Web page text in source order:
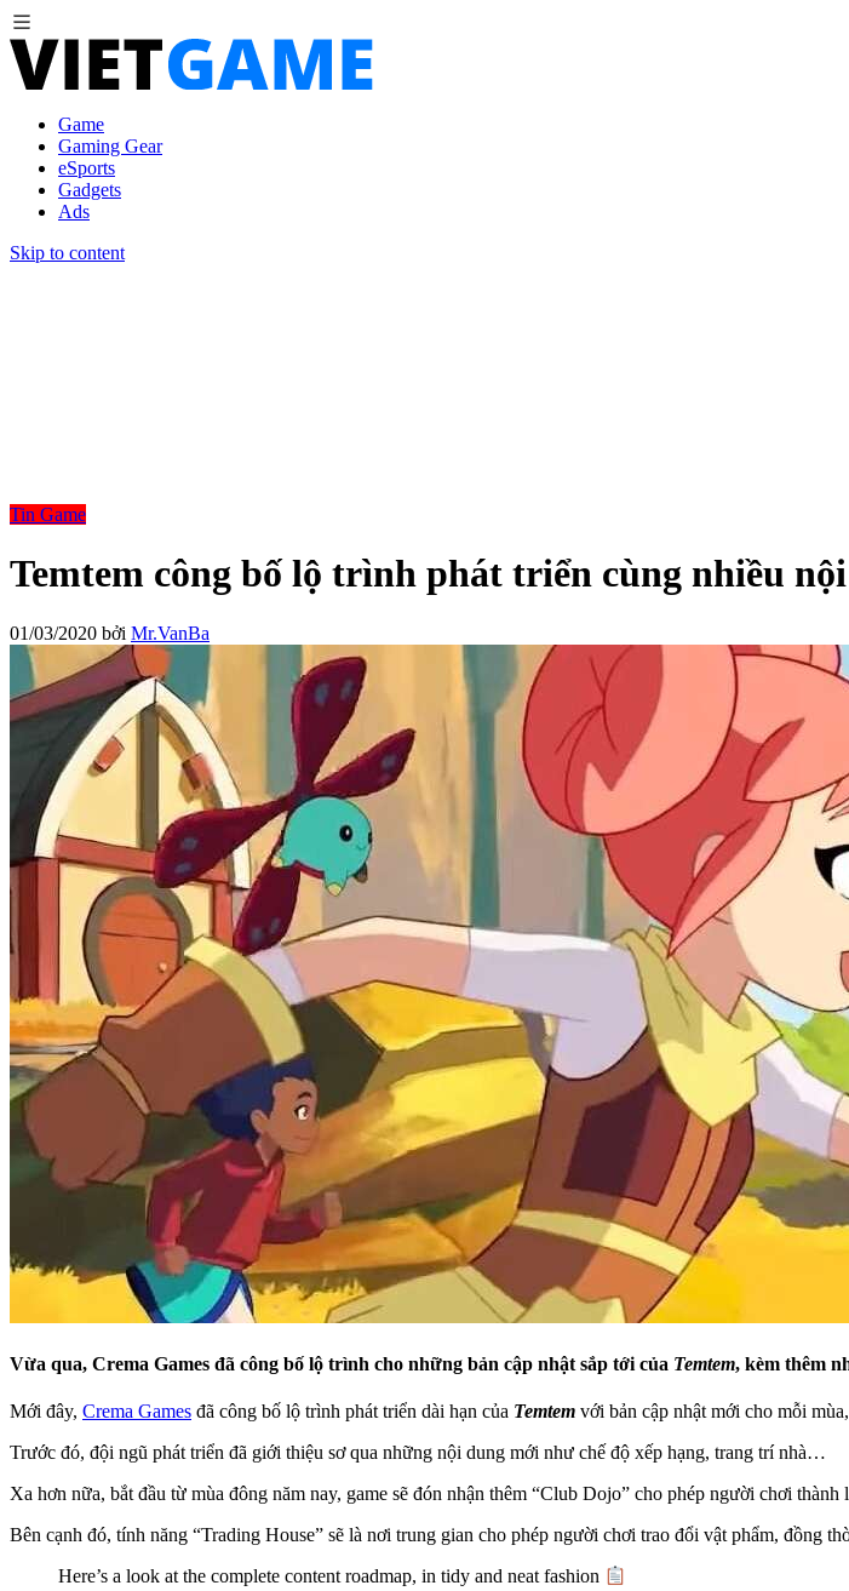
Game
Gaming Gear
eSports
Gadgets
Ads
Skip to content
Tin Game
Temtem công bố lộ trình phát triển cùng nhiều
01/03/2020 bởi Mr.VanBa
Vừa qua, Crema Games đã công bố lộ trình cho những bản cập nhật sắp tới của Temtem, kèm thêm
Mới đây, Crema Games đã công bố lộ trình phát triển dài hạn của Temtem với bản cập nhật mới cho mỗi
Trước đó, đội ngũ phát triển đã giới thiệu sơ qua những nội dung mới như chế độ xếp hạng, trang trí nhà…
Xa hơn nữa, bắt đầu từ mùa đông năm nay, game sẽ đón nhận thêm “Club Dojo” cho phép người chơi
Bên cạnh đó, tính năng “Trading House” sẽ là nơi trung gian cho phép người chơi trao đổi vật phẩm, đồng
Here’s a look at the complete content roadmap, in tidy and neat fashion